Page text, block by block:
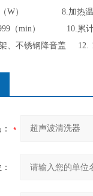
（W） 8.加热温度
（min） 10.累计工
、不锈钢 降音盖 12.